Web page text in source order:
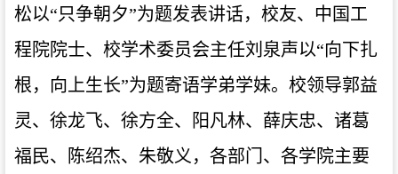
松以“只争朝夕”为题发表讲话，校友、中国工
程院院士、校学术委员会主任刘泉声以“向下扎
根，向上生长”为题寄语学弟学妹。校领导郭益
灵、徐龙飞、徐方全、阳凡林、薛庆忠、诸葛
福民、陈绍杰、朱敬义，各部门、各学院主要